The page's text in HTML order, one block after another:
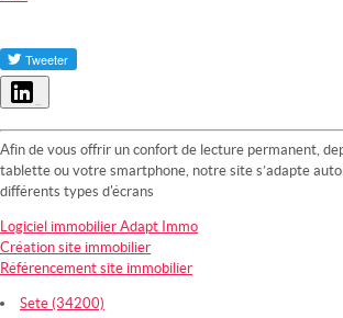
Afin de vous offrir un confort de lecture permanent,
tablette ou votre smartphone, notre site s’adapte
différents types d'écrans
Logiciel immobilier Adapt Immo
Création site immobilier
Référencement site immobilier
Sete (34200)